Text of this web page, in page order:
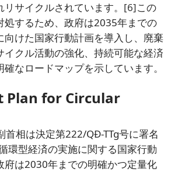
サイクルされています。 [6]この
処するため、政府は2035年までの
向けた国家行動計画を導入し、廃棄
イクル活動の強化、持続可能な経済
なロードマップを示しています。
Plan for Circular
相は決定第222/QĐ-TTg号に署名
環型経済の実施に関する国家行動
府は2030年までの明確かつ定量化